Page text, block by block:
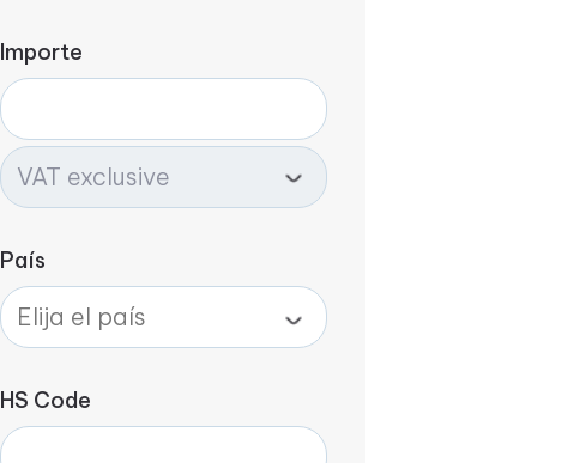
Importe
País
HS Code